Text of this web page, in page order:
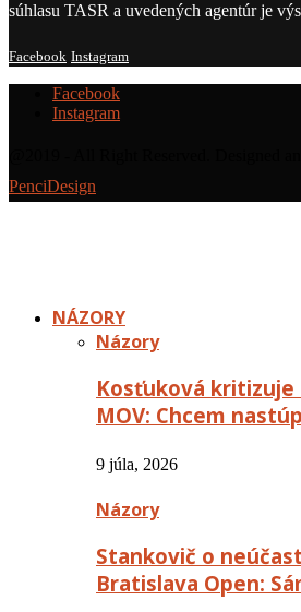
súhlasu TASR a uvedených agentúr je
Facebook Instagram
Facebook
Instagram
PenciDesign
NÁZORY
Názory
Kosťuková
MOV: Chcem
9 júla, 2026
Názory
Stankovič o
Bratislava Open: